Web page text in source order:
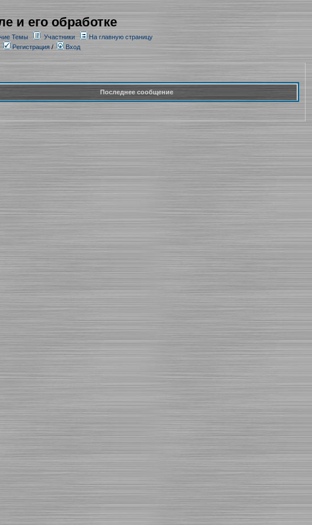
и его обработке
Темы Участники
На главную страницу
Регистрация/ Вход
Последнее сообщение